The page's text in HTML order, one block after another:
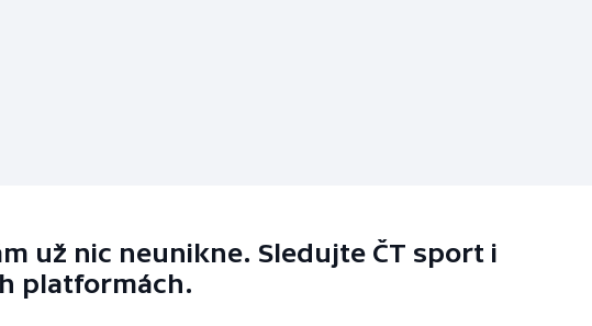
už nic neunikne. Sledujte ČT sport i
platformách.